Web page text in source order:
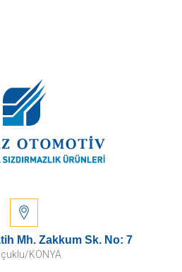
Mh. Zakkum Sk. No: 7
KONYA